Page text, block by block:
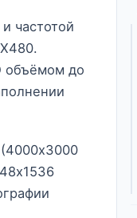
частотой
объёмом до